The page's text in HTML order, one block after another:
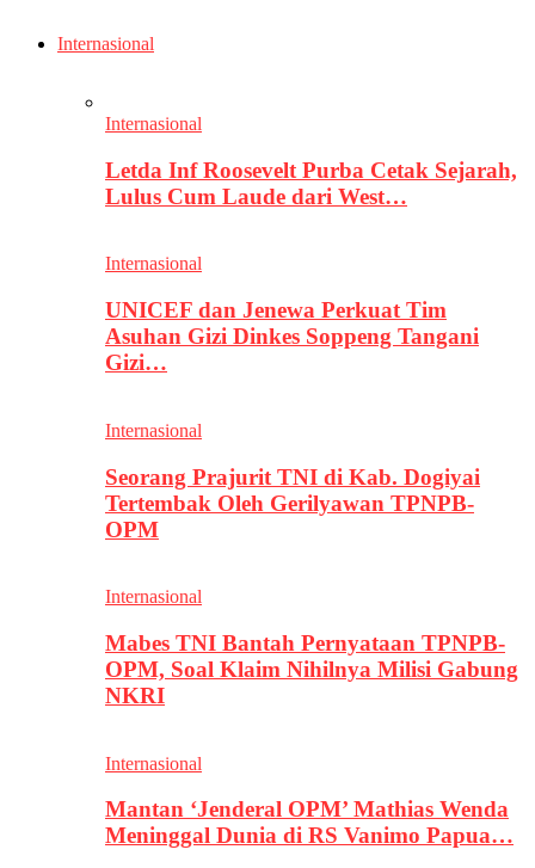
Internasional
Internasional
Letda Inf Roosevelt Purba Cetak Sejarah,
Lulus Cum Laude dari West…
Internasional
UNICEF dan Jenewa Perkuat Tim
Asuhan Gizi Dinkes Soppeng Tangani
Gizi…
Internasional
Seorang Prajurit TNI di Kab. Dogiyai
Tertembak Oleh Gerilyawan TPNPB-
OPM
Internasional
Mabes TNI Bantah Pernyataan TPNPB-
OPM, Soal Klaim Nihilnya Milisi Gabung
NKRI
Internasional
Mantan ‘Jenderal OPM’ Mathias Wenda
Meninggal Dunia di RS Vanimo Papua…